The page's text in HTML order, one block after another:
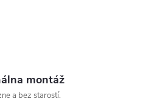
montáž
a bez starostí.